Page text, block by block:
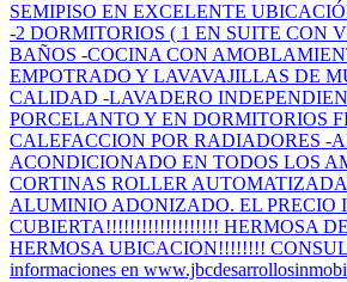
SEMIPISO EN EXCELENTE
-2 DORMITORIOS ( 1 EN SUITE CON
BAÑOS -COCINA CON
EMPOTRADO Y LAVAVAJILLAS DE
CALIDAD -LAVADERO
PORCELANTO Y EN DORMITORIOS
CALEFACCION POR RADIADORES -
ACONDICIONADO EN TODOS LOS
CORTINAS ROLLER
ALUMINIO ADONIZADO. EL PRECIO
CUBIERTA!!!!!!!!!!!!!!!!!!! HERMOSA
HERMOSA UBICACION!!!!!!!!
informaciones en